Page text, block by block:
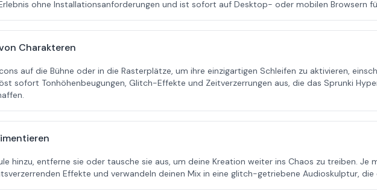
ohne Installationsanforderungen und ist sofort auf Desktop- oder mobilen Browsern
Charakteren
auf die Bühne oder in die Rasterplätze, um ihre einzigartigen Schleifen zu aktivieren,
sofort Tonhöhenbeugungen, Glitch-Effekte und Zeitverzerrungen aus, die das Sprunki
hinzu, entferne sie oder tausche sie aus, um deine Kreation weiter ins Chaos zu treiben.
Effekte und verwandeln deinen Mix in eine glitch-getriebene Audioskulptur,